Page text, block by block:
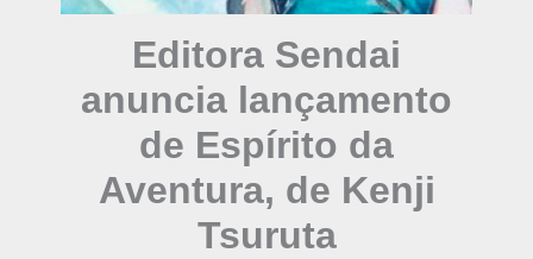
Editora Sendai
anuncia lançamento
de Espírito da
Aventura, de Kenji
Tsuruta